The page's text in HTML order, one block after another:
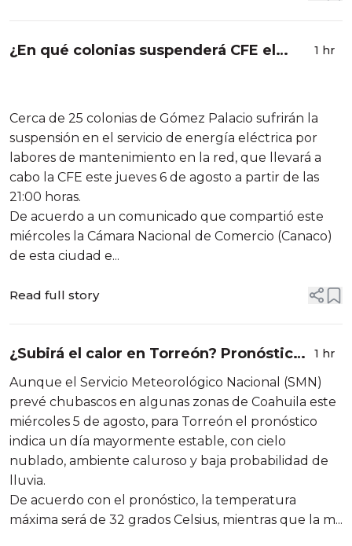
¿En qué colonias suspenderá CFE el
1 hr
Cerca de 25 colonias de Gómez Palacio sufrirán la
suspensión en el servicio de energía eléctrica por
labores de mantenimiento en la red, que llevará a
cabo la CFE este jueves 6 de agosto a partir de las
21:00 horas.
De acuerdo a un comunicado que compartió este
miércoles la Cámara Nacional de Comercio (Canaco)
de esta ciudad e...
Read full story
¿Subirá el calor en Torreón? Pronóstico
anticipa cambios para los próximos días
1 hr
Aunque el Servicio Meteorológico Nacional (SMN)
prevé chubascos en algunas zonas de Coahuila este
miércoles 5 de agosto, para Torreón el pronóstico
indica un día mayormente estable, con cielo
nublado, ambiente caluroso y baja probabilidad de
lluvia.
De acuerdo con el pronóstico, la temperatura
máxima será de 32 grados Celsius, mientras que la m...